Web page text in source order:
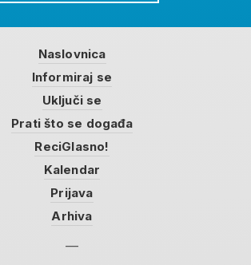
Naslovnica
Informiraj se
Uključi se
Prati što se događa
ReciGlasno!
Kalendar
Prijava
Arhiva